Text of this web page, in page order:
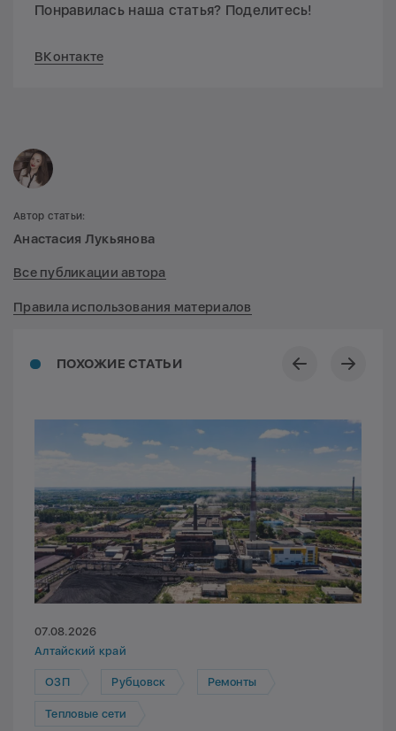
Понравилась наша статья? Поделитесь!
ВКонтакте
ПОХОЖИЕ СТАТЬИ
07.08.2026
Алтайский край
ОЗП Рубцовск Ремонты
Тепловые сети
Автор статьи:
Анастасия Лукьянова
Все публикации автора
Правила использования материалов